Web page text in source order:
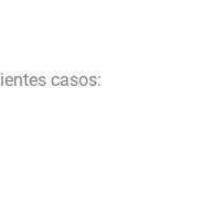
casos: